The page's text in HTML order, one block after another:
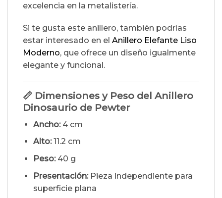
excelencia en la metalistería.
Si te gusta este anillero, también podrías
estar interesado en el Anillero Elefante Liso
Moderno, que ofrece un diseño igualmente
elegante y funcional.
📏 Dimensiones y Peso del Anillero
Dinosaurio de Pewter
Ancho:4 cm
Alto:11.2 cm
Peso:40 g
Presentación:Pieza independiente para
superficie plana